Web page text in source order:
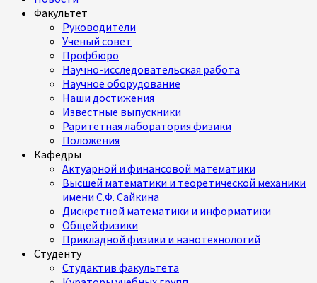
Факультет
Руководители
Ученый совет
Профбюро
Научно-исследовательская работа
Научное оборудование
Наши достижения
Известные выпускники
Раритетная лаборатория физики
Положения
Кафедры
Актуарной и финансовой математики
Высшей математики и теоретической механики
имени С.Ф. Сайкина
Дискретной математики и информатики
Общей физики
Прикладной физики и нанотехнологий
Студенту
Студактив факультета